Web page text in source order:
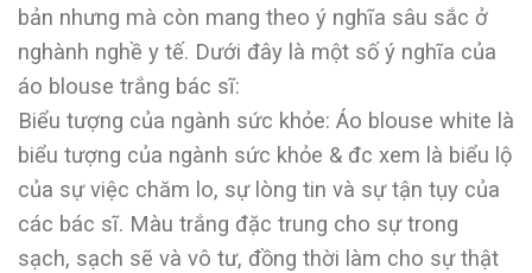
bản nhưng mà còn mang theo ý nghĩa sâu sắc ở
nghành nghề y tế. Dưới đây là một số ý nghĩa của
áo blouse trắng bác sĩ:
Biểu tượng của ngành sức khỏe: Áo blouse white là
biểu tượng của ngành sức khỏe & đc xem là biểu lộ
của sự việc chăm lo, sự lòng tin và sự tận tụy của
các bác sĩ. Màu trắng đặc trung cho sự trong
sạch, sạch sẽ và vô tư, đồng thời làm cho sự thật